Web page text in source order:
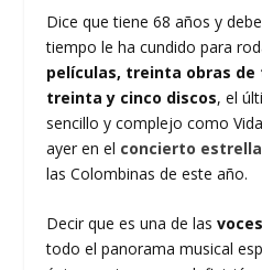
Dice que tiene 68 años y
tiempo le ha cundido para
películas, treinta obras de
treinta y cinco discos, el
sencillo y complejo como
ayer en el concierto estrella
las Colombinas de este año.
Decir que es una de las
todo el panorama musical